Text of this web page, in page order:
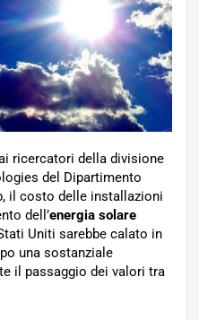
ricercatori della divisione
del Dipartimento
il costo delle installazioni
dell’energia solare
Uniti sarebbe calato in
una sostanziale
il passaggio dei valori tra